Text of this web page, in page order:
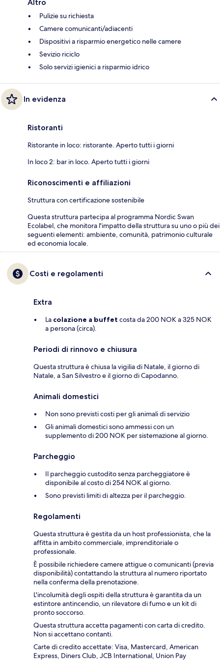
Altro
Pulizie su richiesta
Camere comunicanti/adiacenti
Dispositivi a risparmio energetico nelle camere
Sevizio riciclo
Solo servizi igienici a risparmio idrico
In evidenza
Ristoranti
Ristorante in loco: ristorante. Aperto tutti i giorni
In loco 2: bar in loco. Aperto tutti i giorni
Riconoscimenti e affiliazioni
Struttura con certificazione sostenibile
Questa struttura partecipa al programma Nordic Swan
Ecolabel, che monitora l'impatto della struttura su uno o più dei
seguenti elementi: ambiente, comunità, patrimonio culturale
ed economia locale.
Costi e regolamenti
Extra
La colazione a buffet costa da 200 NOK a 325 NOK
a persona (circa).
Periodi di rinnovo e chiusura
Questa struttura è chiusa la vigilia di Natale, il giorno di
Natale, a San Silvestro e il giorno di Capodanno.
Animali domestici
Non sono previsti costi per gli animali di servizio
Gli animali domestici sono ammessi con un
supplemento di 200 NOK per sistemazione al giorno.
Parcheggio
Il parcheggio custodito senza parcheggiatore è
disponibile al costo di 254 NOK al giorno.
Sono previsti limiti di altezza per il parcheggio.
Regolamenti
Questa struttura è gestita da un host professionista, che la
affitta in ambito commerciale, imprenditoriale o
professionale.
È possibile richiedere camere attigue o comunicanti (previa
disponibilità) contattando la struttura al numero riportato
nella conferma della prenotazione.
L'incolumità degli ospiti della struttura è garantita da un
estintore antincendio, un rilevatore di fumo e un kit di
pronto soccorso.
Questa struttura accetta pagamenti con carta di credito.
Non si accettano contanti.
Carte di credito accettate: Visa, Mastercard, American
Express, Diners Club, JCB International, Union Pay